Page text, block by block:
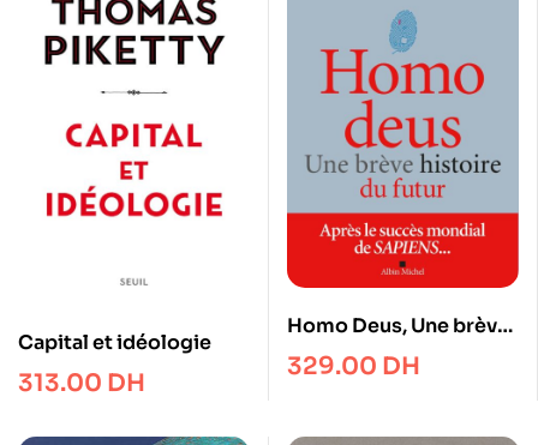
Capital et idéologie
313.00 DH
Homo Deus, Une brève
histoire de l’avenir
329.00 DH